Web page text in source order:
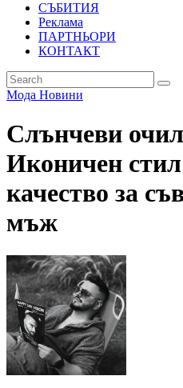
СЪБИТИЯ
Реклама
ПАРТНЬОРИ
КОНТАКТ
Мода Новини
Слънчеви
Иконичен
качество за
мъж